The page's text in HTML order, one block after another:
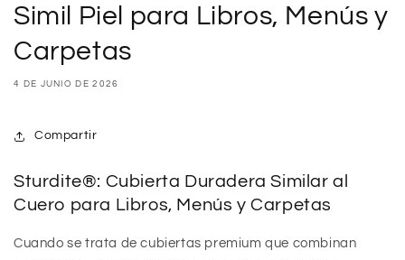
Simil Piel para Libros, Menús y
Carpetas
4 DE JUNIO DE 2026
Compartir
Sturdite®: Cubierta Duradera Similar al
Cuero para Libros, Menús y Carpetas
Cuando se trata de cubiertas premium que combinan